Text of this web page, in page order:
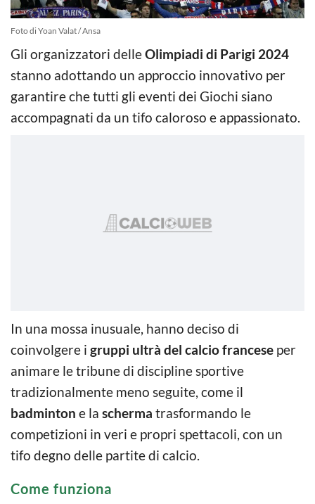
Foto di Yoan Valat / Ansa
Gli organizzatori delleOlimpiadi di Parigi 2024
stanno adottando un approccio innovativo per
garantire che tutti gli eventi dei Giochi siano
accompagnati da un tifo caloroso e appassionato.
In una mossa inusuale, hanno deciso di
coinvolgere i gruppi ultrà del calcio francese per
animare le tribune di discipline sportive
tradizionalmente meno seguite, come il
badminton e la scherma trasformando le
competizioni in veri e propri spettacoli, con un
tifo degno delle partite di calcio.
Come funziona